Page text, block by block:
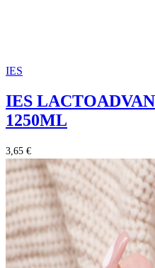
IES
IES
1250ML
3,65 €